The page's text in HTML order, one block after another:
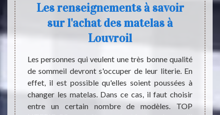
en
?
ses
qui
Les renseignements à savoir
sur l'achat des matelas à
Louvroil
Les personnes qui veulent une très bonne qualité
de sommeil devront s'occuper de leur literie. En
effet, il est possible qu'elles soient poussées à
changer les matelas. Dans ce cas, il faut choisir
entre un certain nombre de modèles. TOP
Le
bien
nuit,
pour